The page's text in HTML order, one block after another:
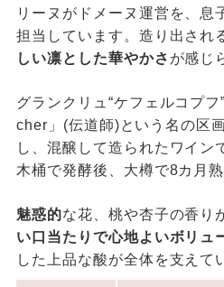
リーヌがドメーヌ運営を、息
担当しています。造り出され
しい凛とした華やかさ が感じ
グランクリュ“ケフェルコプ
cher」(伝道師)という名の区
し、混醸して造られたワイン
木桶で発酵後、大樽で8カ月
魅惑的な花、桃や杏子の香り
い口当たりで心地よいボリュ
した上品な酸が全体を支えて